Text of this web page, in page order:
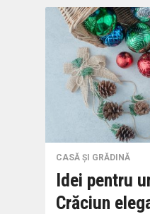
CASĂ ȘI GRĂDINĂ
Idei pentru
Crăciun